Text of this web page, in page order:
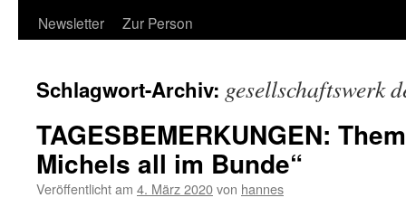
Newsletter
Zur Person
Schlagwort-Archiv: gesellschaftswerk
TAGESBEMERKUNGEN:
Michels all im Bunde“
Veröffentlicht am 4. März 2020von hannes